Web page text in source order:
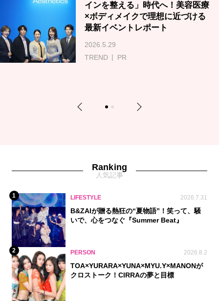
インを整える」時代へ！美容医療
×ボディメイクで理想に近づける
最新イベントレポート
2026.5.29
TREND
PR
Previous 1 2 Next
Ranking
人気記事
1 LIFESTYLE 2026.7.31
B&ZAIが贈る熱狂の“夏物語”！笑って、騒
いで、心をつなぐ『Summer Beat』
2 PERSON 2026.8.2
TOA×YURARA×YUNA×MYU.Y×MANONが
クロストーク！CIRRAの夢と目標